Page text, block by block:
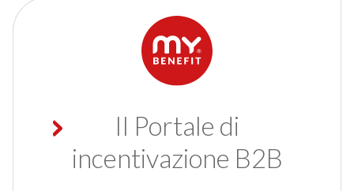
Il Portale di
incentivazione B2B